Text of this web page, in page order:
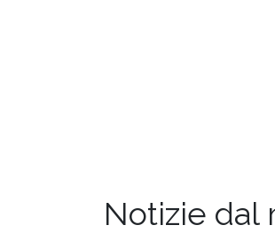
Notizie dal